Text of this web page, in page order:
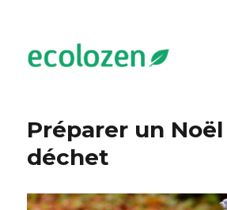
Préparer un
déchet